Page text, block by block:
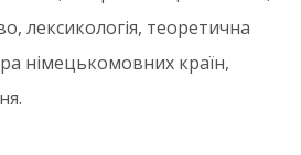
лексикологія, теоретична
німецькомовних країн,